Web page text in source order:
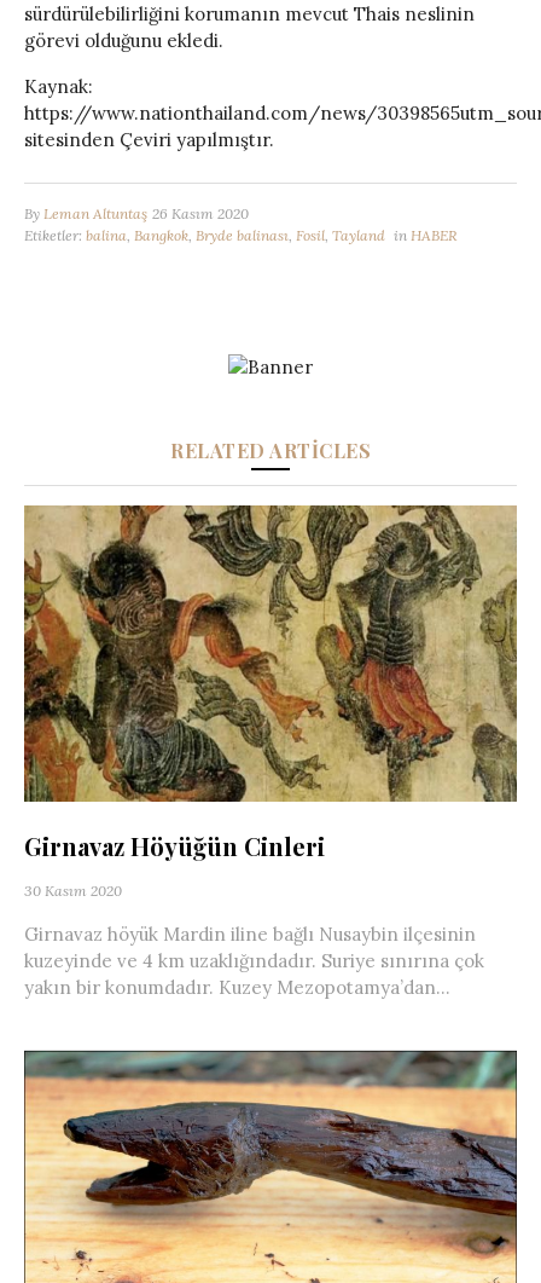
sürdürülebilirliğini korumanın mevcut Thais neslinin
görevi olduğunu ekledi.
Kaynak:
https://www.nationthailand.com/news/
sitesinden Çeviri yapılmıştır.
By Leman Altuntaş 26 Kasım 2020
Etiketler: balina Bangkok Bryde balinası Fosil Tayland in HABER
RELATED ARTICLES
Girnavaz Höyüğün Cinleri
30 Kasım 2020
Girnavaz höyük Mardin iline bağlı Nusaybin ilçesinin
kuzeyinde ve 4 km uzaklığındadır. Suriye sınırına çok
yakın bir konumdadır. Kuzey Mezopotamya’dan...